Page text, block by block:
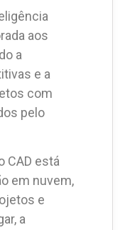
aos
a
e a
com
pelo
CAD está
em nuvem,
e
a